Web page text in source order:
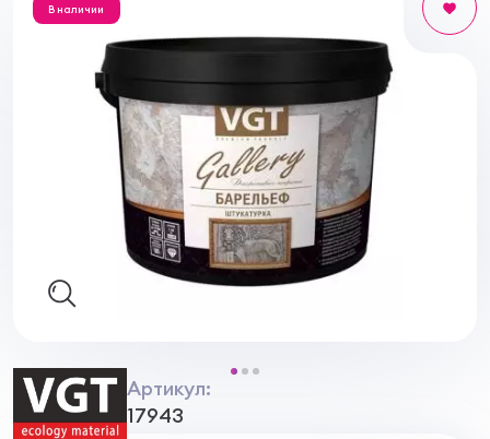
В наличии
Артикул:
17943